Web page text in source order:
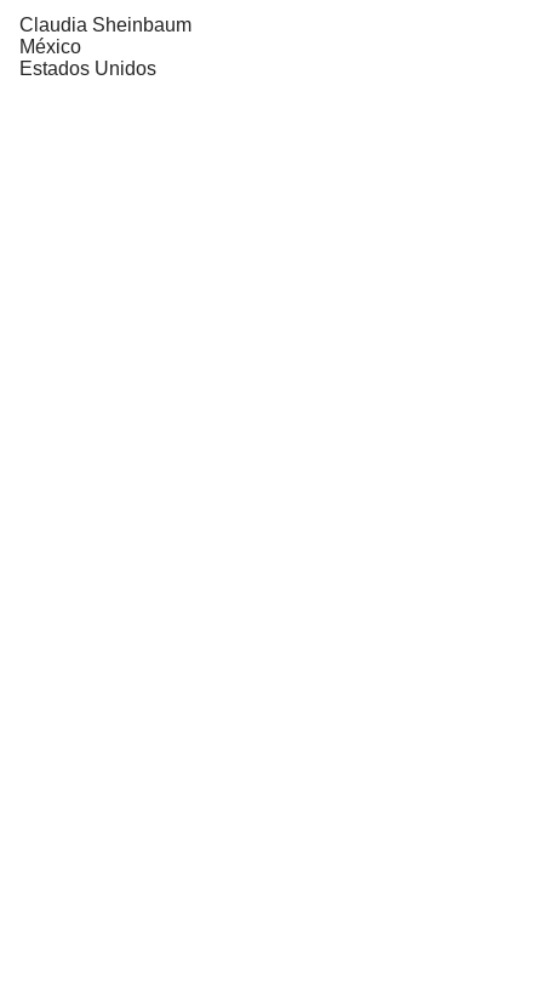
Claudia Sheinbaum
México
Estados Unidos